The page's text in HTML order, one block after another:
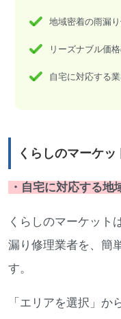
地域密着の雨漏
リーズナブル価
自宅に対応する
くらしのマーケッ
・自宅に対応する
くらしのマーケット
漏り修理業者を、簡
す。
「エリアを選択」